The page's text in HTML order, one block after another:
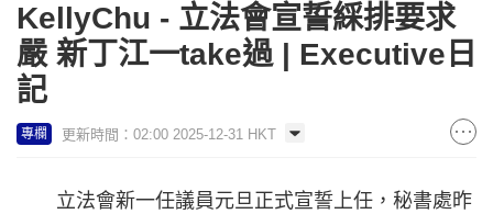
KellyChu - 立法會宣誓綵排要求
嚴 新丁江一take過 | Executive日
記
專欄 更新時間：02:00 2025-12-31 HKT
立法會新一任議員元旦正式宣誓上任，秘書處昨